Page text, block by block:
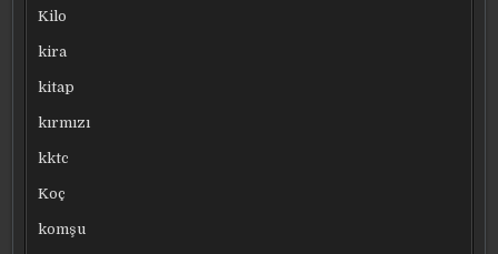
Kilo
kira
kitap
kırmızı
kktc
Koç
komşu